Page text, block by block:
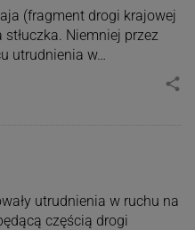
(fragment drogi krajowej
Niemniej przez
utrudnienia w…
share
utrudnienia w ruchu na
częścią drogi